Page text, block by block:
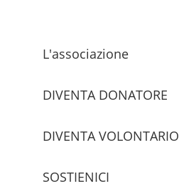
L'associazione
DIVENTA DONATORE
DIVENTA VOLONTARIO
SOSTIENICI